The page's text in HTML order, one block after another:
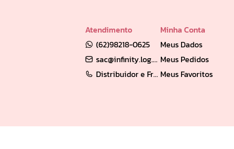
Atendimento
(62)98218-0625
sac@infinity.log.br
Distribuidor e Franqueado: (62) 98189-0213
Minha Conta
Meus Dados
Meus Pedidos
Meus Favoritos